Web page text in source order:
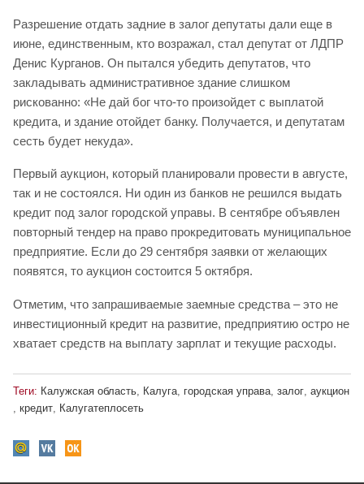
Разрешение отдать задние в залог депутаты дали еще в
июне, единственным, кто возражал, стал депутат от ЛДПР
Денис Курганов. Он пытался убедить депутатов, что
закладывать административное здание слишком
рискованно: «Не дай бог что-то произойдет с выплатой
кредита, и здание отойдет банку. Получается, и депутатам
сесть будет некуда».
Первый аукцион, который планировали провести в августе,
так и не состоялся. Ни один из банков не решился выдать
кредит под залог городской управы. В сентябре объявлен
повторный тендер на право прокредитовать муниципальное
предприятие. Если до 29 сентября заявки от желающих
появятся, то аукцион состоится 5 октября.
Отметим, что запрашиваемые заемные средства – это не
инвестиционный кредит на развитие, предприятию остро не
хватает средств на выплату зарплат и текущие расходы.
Теги: Калужская область Калуга городская управа залог аукцион
, кредит, Калугатеплосеть